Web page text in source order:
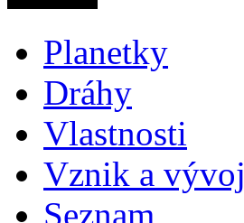
Planetky
Dráhy
Vlastnosti
Vznik a vývoj
Seznam